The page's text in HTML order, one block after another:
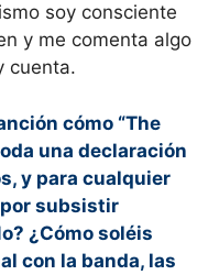
soy consciente
y me comenta algo
cuenta.
cómo “The
una declaración
y para cualquier
por subsistir
¿Cómo soléis
con la banda, las